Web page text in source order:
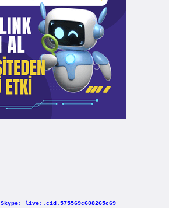
Skype: live:.cid.575569c608265c69